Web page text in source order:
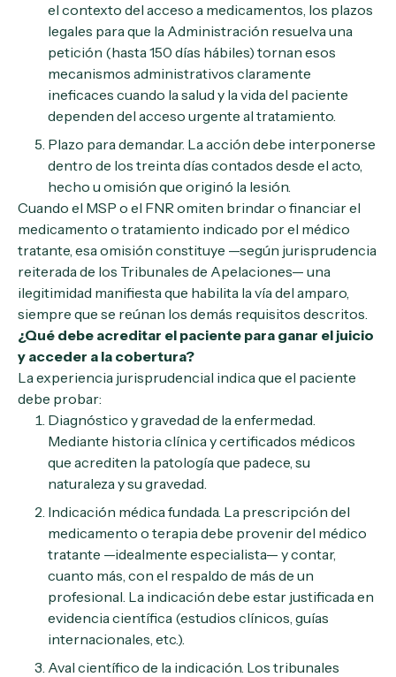
el contexto del acceso a medicamentos, los plazos
legales para que la Administración resuelva una
petición (hasta 150 días hábiles) tornan esos
mecanismos administrativos claramente
ineficaces cuando la salud y la vida del paciente
dependen del acceso urgente al tratamiento.
Plazo para demandar. La acción debe interponerse
dentro de los treinta días contados desde el acto,
hecho u omisión que originó la lesión.
Cuando el MSP o el FNR omiten brindar o financiar el
medicamento o tratamiento indicado por el médico
tratante, esa omisión constituye —según jurisprudencia
reiterada de los Tribunales de Apelaciones— una
ilegitimidad manifiesta que habilita la vía del amparo,
siempre que se reúnan los demás requisitos descritos.
¿Qué debe acreditar el paciente para ganar el juicio
y acceder a la cobertura?
La experiencia jurisprudencial indica que el paciente
debe probar:
Diagnóstico y gravedad de la enfermedad.
Mediante historia clínica y certificados médicos
que acrediten la patología que padece, su
naturaleza y su gravedad.
Indicación médica fundada. La prescripción del
medicamento o terapia debe provenir del médico
tratante —idealmente especialista— y contar,
cuanto más, con el respaldo de más de un
profesional. La indicación debe estar justificada en
evidencia científica (estudios clínicos, guías
internacionales, etc.).
Aval científico de la indicación. Los tribunales